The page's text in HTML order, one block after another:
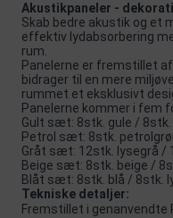
Akustikpaneler -
Skab bedre akustik og et
effektiv lydabsorbering
rum.
Panelerne er fremstillet
bidrager til en mere
rummet et eksklusivt
Panelerne kommer i fem
Gult sæt: 8stk. gule /
Petrol sæt: 8stk.
Gråt sæt: 12stk. lysegrå /
Beige sæt: 8stk. beige /
Blåt sæt: 8stk. blå / 8stk.
Tekniske detaljer:
Fremstillet i genanvendte